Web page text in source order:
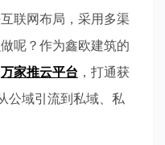
联网布局，采用多渠
呢？作为鑫欧建筑的
万家推云平台 ，打通获
公域引流到私域、私